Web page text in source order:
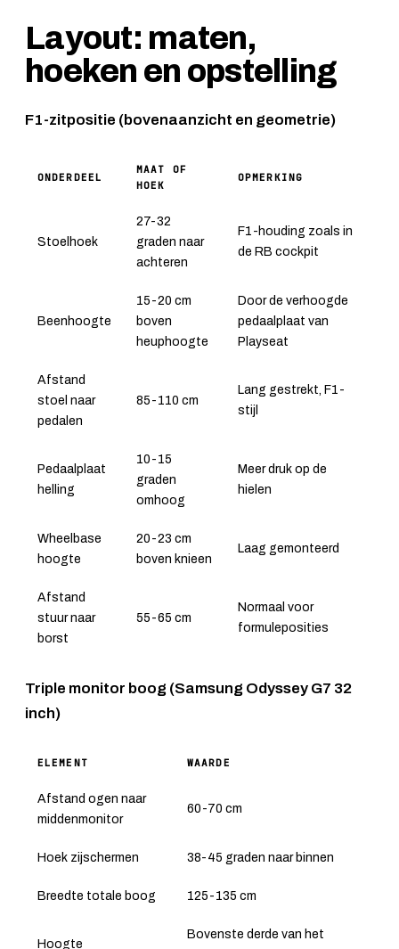
Layout: maten,
hoeken en opstelling
F1-zitpositie (bovenaanzicht en geometrie)
ONDERDEEL
MAAT OF
HOEK
OPMERKING
Stoelhoek
27-32
graden naar
achteren
F1-houding zoals in
de RB cockpit
Beenhoogte
15-20 cm
boven
heuphoogte
Door de verhoogde
pedaalplaat van
Playseat
Afstand
stoel naar
pedalen
85-110 cm
Lang gestrekt, F1-
stijl
Pedaalplaat
helling
10-15
graden
omhoog
Meer druk op de
hielen
Wheelbase
hoogte
20-23 cm
boven knieen
Laag gemonteerd
Afstand
stuur naar
borst
55-65 cm
Normaal voor
formuleposities
Triple monitor boog (Samsung Odyssey G7 32
inch)
ELEMENT WAARDE
Afstand ogen naar
middenmonitor
60-70 cm
Hoek zijschermen 38-45 graden naar binnen
Breedte totale boog 125-135 cm
Hoogte
Bovenste derde van het